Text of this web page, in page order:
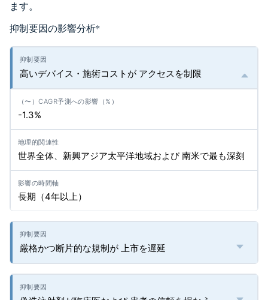
ます。
抑制要因の影響分析*
高いデバイス・施術コストが アクセスを制限
-1.3%
世界全体、新興アジア太平洋地域および 南米で最も深刻
長期（4年以上）
厳格かつ断片的な規制が 上市を遅延